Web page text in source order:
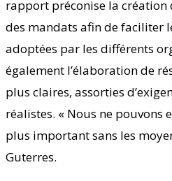
rapport préconise la
des mandats afin de faciliter
adoptées par les différents
également l’élaboration de
plus claires, assorties
réalistes. « Nous ne pouvons
plus important sans les
Guterres.